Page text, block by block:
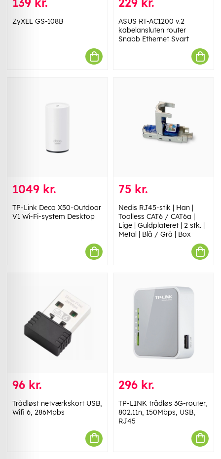
ZyXEL GS-108B
ASUS RT-AC1200 v.2
kabelansluten router
Snabb Ethernet Svart
1049 kr.
TP-Link Deco X50-Outdoor
V1 Wi-Fi-system Desktop
75 kr.
Nedis RJ45-stik | Han |
Toolless CAT6 / CAT6a |
Lige | Guldplateret | 2 stk. |
Metal | Blå / Grå | Box
96 kr.
Trådløst netværkskort USB,
Wifi 6, 286Mpbs
296 kr.
TP-LINK trådløs 3G-router,
802.11n, 150Mbps, USB,
RJ45